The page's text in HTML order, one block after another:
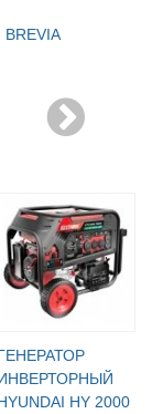
HY 2000